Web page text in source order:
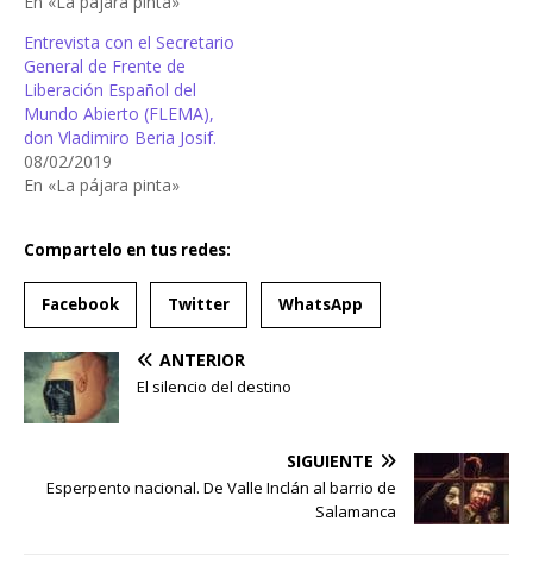
Entrevista con el Secretario
General de Frente de
Liberación Español del
Mundo Abierto (FLEMA),
don Vladimiro Beria Josif.
08/02/2019
En «La pájara pinta»
Compartelo en tus redes:
Facebook Twitter WhatsApp
ANTERIOR
El silencio del destino
SIGUIENTE
Esperpento nacional. De Valle Inclán al barrio de
Salamanca